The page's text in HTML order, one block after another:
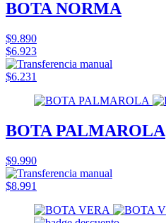
BOTA NORMA
$9.890
$6.923
$6.231
BOTA PALMAROLA
$9.990
$8.991